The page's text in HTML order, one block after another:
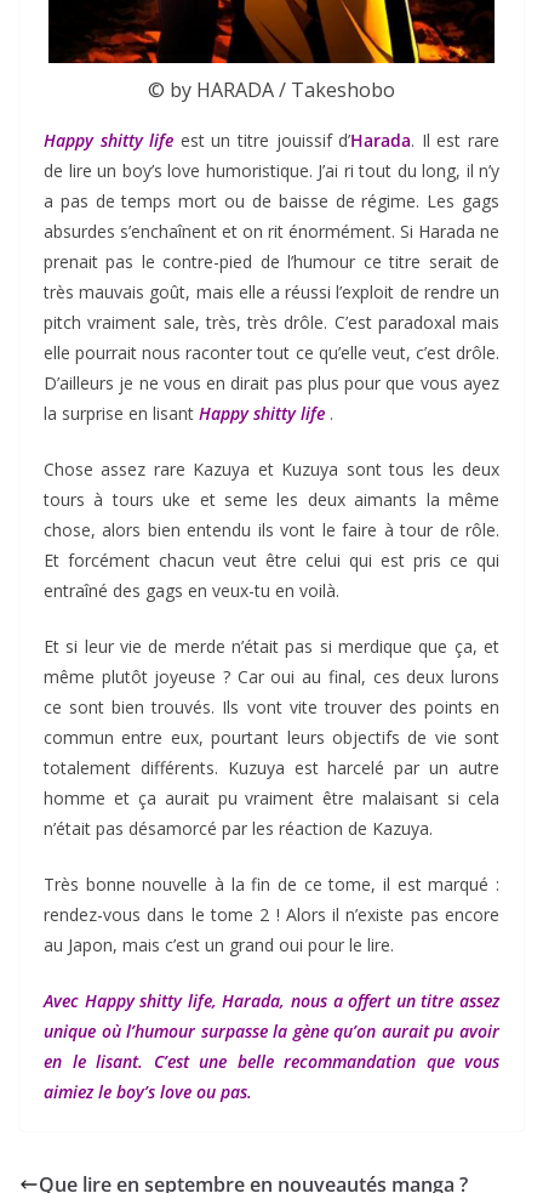
© by HARADA / Takeshobo
Happy shitty life est un titre jouissif d’Harada. Il est rare
de lire un boy’s love humoristique. J’ai ri tout du long, il n’y
a pas de temps mort ou de baisse de régime. Les gags
absurdes s’enchaînent et on rit énormément. Si Harada ne
prenait pas le contre-pied de l’humour ce titre serait de
très mauvais goût, mais elle a réussi l’exploit de rendre un
pitch vraiment sale, très, très drôle. C’est paradoxal mais
elle pourrait nous raconter tout ce qu’elle veut, c’est drôle.
D’ailleurs je ne vous en dirait pas plus pour que vous ayez
la surprise en lisant Happy shitty life .
Chose assez rare Kazuya et Kuzuya sont tous les deux
tours à tours uke et seme les deux aimants la même
chose, alors bien entendu ils vont le faire à tour de rôle.
Et forcément chacun veut être celui qui est pris ce qui
entraîné des gags en veux-tu en voilà.
Et si leur vie de merde n’était pas si merdique que ça, et
même plutôt joyeuse ? Car oui au final, ces deux lurons
ce sont bien trouvés. Ils vont vite trouver des points en
commun entre eux, pourtant leurs objectifs de vie sont
totalement différents. Kuzuya est harcelé par un autre
homme et ça aurait pu vraiment être malaisant si cela
n’était pas désamorcé par les réaction de Kazuya.
Très bonne nouvelle à la fin de ce tome, il est marqué :
rendez-vous dans le tome 2 ! Alors il n’existe pas encore
au Japon, mais c’est un grand oui pour le lire.
Avec Happy shitty life, Harada, nous a offert un titre assez
unique où l’humour surpasse la gène qu’on aurait pu avoir
en le lisant. C’est une belle recommandation que vous
aimiez le boy’s love ou pas.
Que lire en septembre en nouveautés manga ?